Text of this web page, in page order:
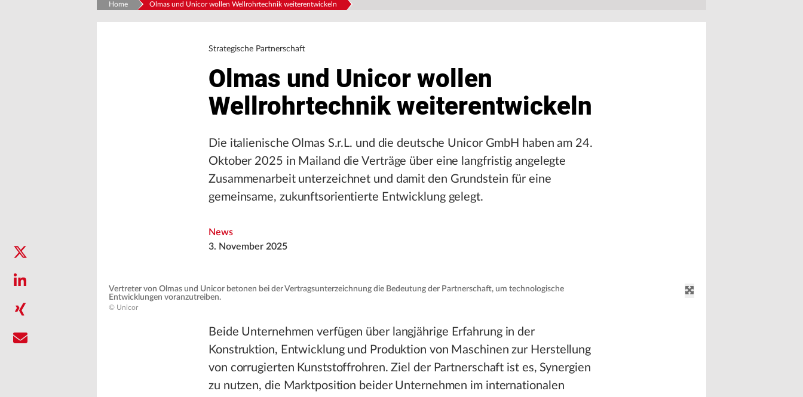
Home Olmas und Unicor wollen Wellrohrtechnik weiterentwickeln
Strategische Partnerschaft
Olmas und Unicor wollen
Wellrohrtechnik weiterentwickeln
Die italienische Olmas S.r.L. und die deutsche Unicor GmbH haben am 24.
Oktober 2025 in Mailand die Verträge über eine langfristig angelegte
Zusammenarbeit unterzeichnet und damit den Grundstein für eine
gemeinsame, zukunftsorientierte Entwicklung gelegt.
News
3. November 2025
Vertreter von Olmas und Unicor betonen bei der Vertragsunterzeichnung die Bedeutung der Partnerschaft, um technologische
Entwicklungen voranzutreiben.
© Unicor
Beide Unternehmen verfügen über langjährige Erfahrung in der
Konstruktion, Entwicklung und Produktion von Maschinen zur Herstellung
von corrugierten Kunststoffrohren. Ziel der Partnerschaft ist es, Synergien
zu nutzen, die Marktposition beider Unternehmen im internationalen